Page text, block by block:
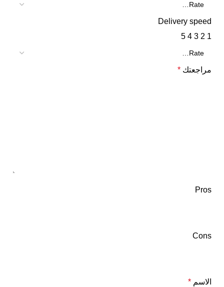
Delivery speed
1
2
3
4
5
مراجعتك *
Pros
Cons
الاسم *